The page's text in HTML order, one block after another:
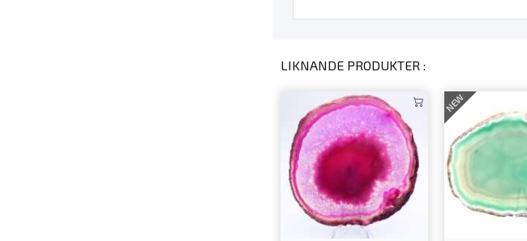
LIKNANDE PRODUKTER :
NEW